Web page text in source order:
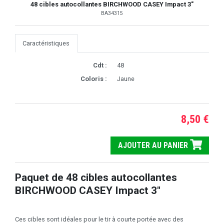
48 cibles autocollantes BIRCHWOOD CASEY Impact 3"
BA34315
Caractéristiques
Cdt :
48
Coloris :
Jaune
8,50 €
AJOUTER AU PANIER
Paquet de 48 cibles autocollantes
BIRCHWOOD CASEY Impact 3"
Ces cibles sont idéales pour le tir à courte portée avec des